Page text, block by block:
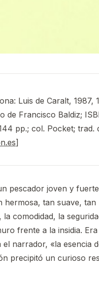
Luis de Caralt, 1987,
de Francisco Baldiz;
pp.; col. Pocket; trad.
]
pescador joven y
hermosa, tan suave,
comodidad, la
frente a la insidia.
el narrador, «la esencia
precipitó un curioso